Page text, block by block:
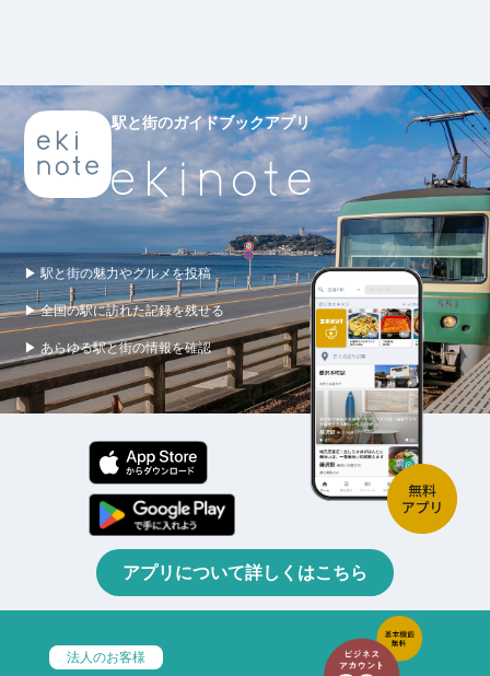
駅と街のガイドブックアプリ
▶ 駅と街の魅力やグルメを投稿
▶ 全国の駅に訪れた記録を残せる
▶ あらゆる駅と街の情報を確認
アプリについて詳しくはこちら
法人のお客様